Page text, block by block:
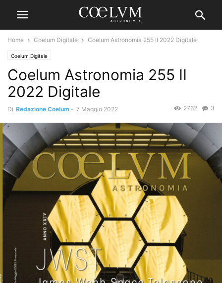
Home Coelum Digitale Coelum Astronomia 255 II 2022 Digitale
Coelum Digitale
Coelum Astronomia 255 II
2022 Digitale
Di Redazione Coelum - 7 Maggio 2022 3
2762